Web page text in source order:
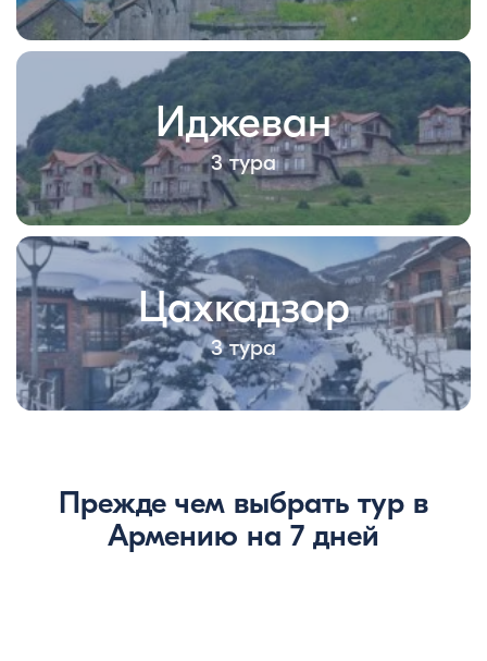
Иджеван
3 тура
Цахкадзор
3 тура
Прежде чем выбрать тур в
Армению на 7 дней